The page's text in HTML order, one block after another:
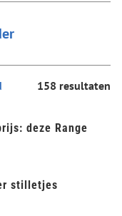
158 resultaten
deze Range
stilletjes